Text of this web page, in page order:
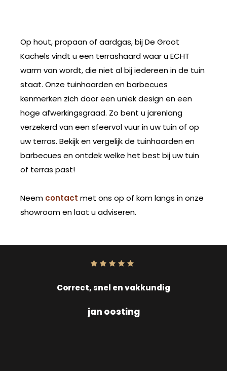
Op hout, propaan of aardgas, bij De Groot
Kachels vindt u een terrashaard waar u ECHT
warm van wordt, die niet al bij iedereen in de tuin
staat. Onze tuinhaarden en barbecues
kenmerken zich door een uniek design en een
hoge afwerkingsgraad. Zo bent u jarenlang
verzekerd van een sfeervol vuur in uw tuin of op
uw terras. Bekijk en vergelijk de tuinhaarden en
barbecues en ontdek welke het best bij uw tuin
of terras past!
Neem contact met ons op of kom langs in onze
showroom en laat u adviseren.
10
Correct, snel en vakkundig
jan oosting